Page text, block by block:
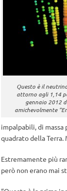
Questo è il
attorno agli 1,14
gennaio 2012
amichevolmente
impalpabili, di
quadrato della Terra.
Estremamente più
però non erano mai